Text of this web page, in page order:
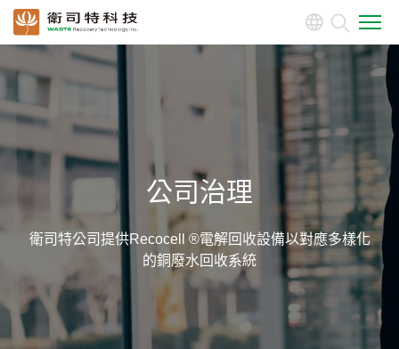
關於我們
產品介紹
公司治理
董事會
功能性委員會
公司治理主管
公司治理
衛司特公司提供Recocell ®電解回收設備以對應多樣化
的銅廢水回收系統